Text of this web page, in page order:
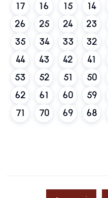
14
15
16
17
23
24
25
26
32
33
34
35
41
42
43
44
50
51
52
53
59
60
61
62
68
69
70
71